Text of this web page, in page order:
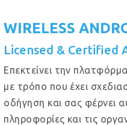
WIRELESS
Licensed & Certified
Επεκτείνει την
με τρόπο που έχει
οδήγηση και σας φέρνει
πληροφορίες και τις